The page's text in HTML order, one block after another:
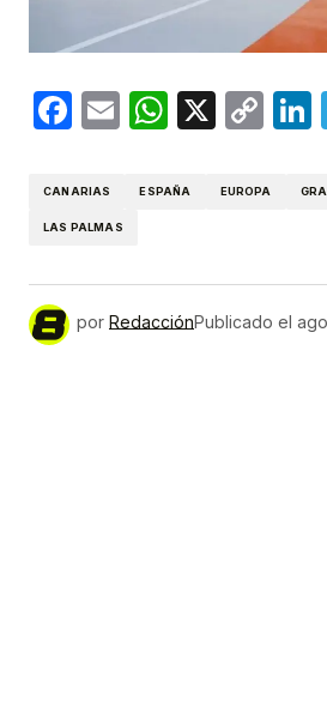
Facebook
Email X
CANARIAS ESPAÑA EUROPA
LAS PALMAS
por RedacciónPublicado el